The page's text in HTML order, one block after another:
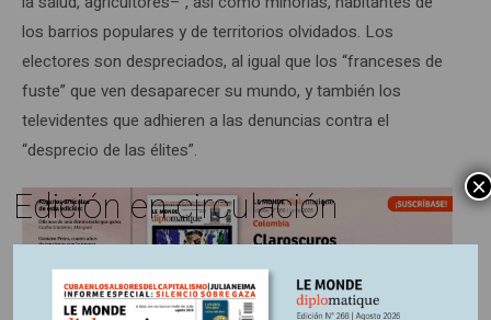
los barrios populares y de territorios olvidados. Los
electores son despreciados, al igual que los “franceses de
fuste” que ven desaparecer su mundo, y también los
televidentes que adhieren a las denuncias contra el
“desprecio de las élites”.
Edición en circulación ×